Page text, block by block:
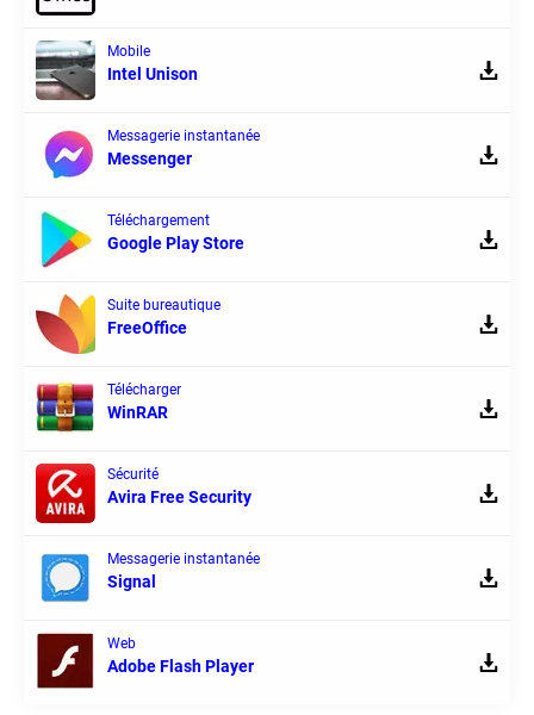
Mobile
Intel Unison
Messagerie instantanée
Messenger
Téléchargement
Google Play Store
Suite bureautique
FreeOffice
Télécharger
WinRAR
Sécurité
Avira Free Security
Messagerie instantanée
Signal
Web
Adobe Flash Player